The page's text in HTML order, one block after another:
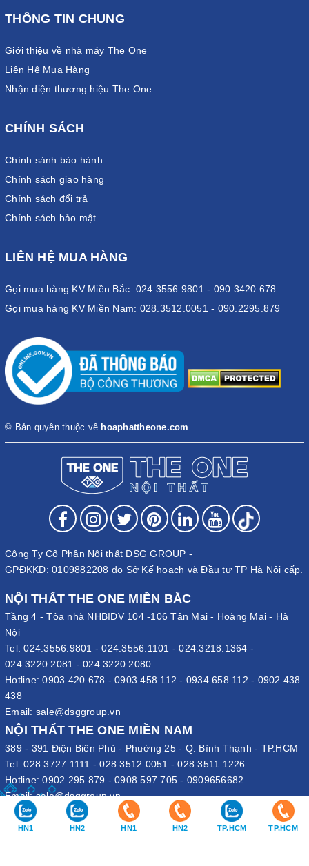
THÔNG TIN CHUNG
Giới thiệu về nhà máy The One
Liên Hệ Mua Hàng
Nhận diện thương hiệu The One
CHÍNH SÁCH
Chính sánh bảo hành
Chính sách giao hàng
Chính sách đổi trả
Chính sách bảo mật
LIÊN HỆ MUA HÀNG
Gọi mua hàng KV Miền Bắc: 024.3556.9801 - 090.3420.678
Gọi mua hàng KV Miền Nam: 028.3512.0051 - 090.2295.879
© Bản quyền thuộc về hoaphattheone.com
Công Ty Cổ Phần Nội thất DSG GROUP -
GPĐKKD: 0109882208 do Sở Kế hoạch và Đầu tư TP Hà Nội cấp.
NỘI THẤT THE ONE MIỀN BẮC
Tầng 4 - Tòa nhà NHBIDV 104 -106 Tân Mai - Hoàng Mai - Hà
Nội
Tel:024.3556.9801 -024.3556.1101 -024.3218.1364 -
024.3220.2081 - 024.3220.2080
Hotline:0903 420 678 - 0903 458 112 - 0934 658 112 - 0902 438
438
Email: sale@dsggroup.vn
NỘI THẤT THE ONE MIỀN NAM
389 - 391 Điện Biên Phủ - Phường 25 - Q. Bình Thạnh - TP.HCM
Tel:028.3727.1111 -028.3512.0051 -028.3511.1226
Hotline:0902 295 879 - 0908 597 705 - 0909656682
Email:sale@dsggroup.vn
VĂN PHÒNG TẬP ĐOÀN
109 Trần Hưng Đạo - P. Cửa Nam - Q. Hoàn Kiếm - Hà Nội
HN1 HN2 HN1 HN2 TP.HCM TP.HCM